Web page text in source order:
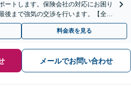
ートします。保険会社の対応にお困り
後まで強気の交渉を行います。【全国
い。
料金表を見る
メールでお問い合わせ